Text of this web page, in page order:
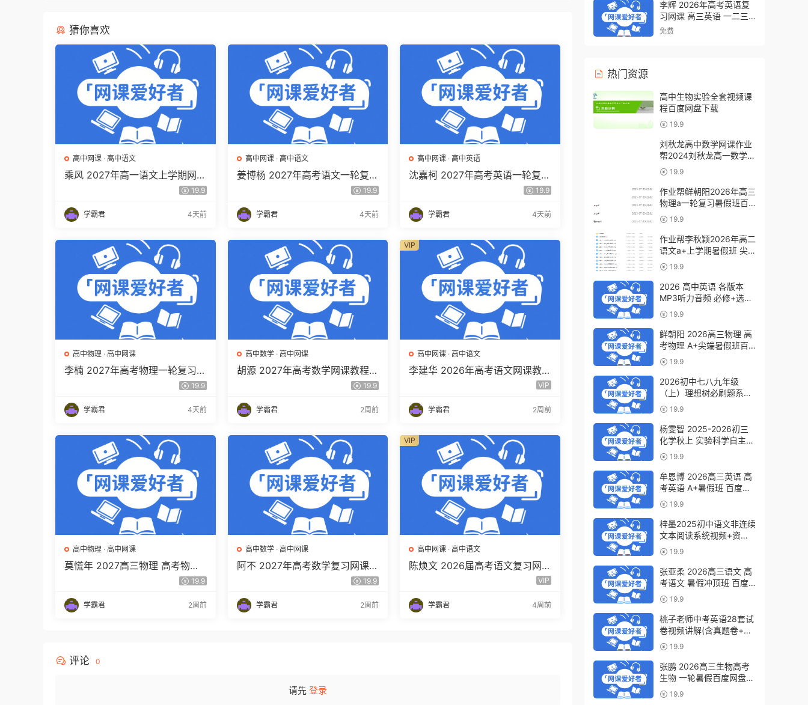
猜你喜欢
高中网课 · 高中语文
乘风 2027年高一语文上学期网课
教程 高一语文 暑假班视频教程19.9
学霸君 4天前
高中网课· 高中语文
姜博杨 2027年高考语文一轮复习
网课教程 高三语文 上学期暑假班
19.9
学霸君 4天前
高中网课 ·高中英语
沈嘉柯 2027年高考英语一轮复习
网课教程 高三英语 上学期暑假班
19.9
学霸君 4天前
高中物理 · 高中网课
李楠 2027年高考物理一轮复习网
课教程 高三物理 上学期暑假班视
19.9
学霸君 4天前
高中数学· 高中网课
胡源 2027年高考数学网课教程
高三数学 一轮复习暑假班视频教
19.9
学霸君 2周前
高中网课 ·高中语文
李建华 2026年高考语文网课教
程 高三语文 a+二三轮复习视频VIP
学霸君 2周前
VIP
高中物理 · 高中网课
莫慌年 2027高三物理 高考物理
19.9
学霸君 2周前
高中数学· 高中网课
阿不 2027年高考数学复习网课教
程 高三数学 一轮复习视频教程19.9
学霸君 2周前
高中网课 ·高中语文
陈焕文 2026届高考语文复习网
课 高三语文 一二三轮视频课程全
VIP
学霸君 4周前
VIP
评论 0
请先 登录
李辉 2026年高考英语复
习网课 高三英语 一二三
轮视频课程全年班 百度网
免费
热门资源
高中生物实验全套视频课
程百度网盘下载
19.9
刘秋龙高中数学网课作业
帮2024刘秋龙高一数学
a+教程（暑假班+秋季
班）
19.9
作业帮鲜朝阳2026年高三
物理a一轮复习暑假班百
度网盘下载
19.9
作业帮李秋颖2026年高二
语文a+上学期暑假班 尖
端班百度网盘下载
19.9
2026 高中英语 各版本
MP3听力音频 必修+选修
6.07GB百度网盘下载
19.9
鲜朝阳 2026高三物理 高
考物理 A+尖端暑假班百
度网盘下载
19.9
2026初中七八九年级
（上）理想树必刷题系列
百度网盘下载
19.9
杨雯智 2025-2026初三
化学秋上 实验科学自主学
习·TY·S（3期）百度网盘
下载
19.9
牟恩博 2026高三英语 高
考英语 A+暑假班 百度网
盘下载
19.9
梓墨2025初中语文非连续
文本阅读系统视频+资料
(第六季)百度网盘下载
19.9
张亚柔 2026高三语文 高
考语文 暑假冲顶班 百度
网盘下载
19.9
桃子老师中考英语28套试
卷视频讲解(含真题卷+模
拟卷)百度网盘下载
19.9
张鹏 2026高三生物高考
生物 一轮暑假百度网盘下
载 19.9